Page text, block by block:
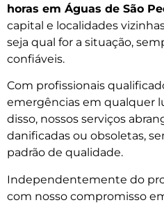
horas em Águas de São
capital e localidades
seja qual for a situação,
confiáveis.
Com profissionais
emergências em qualquer
disso, nossos serviços
danificadas ou obsoletas,
padrão de qualidade.
Independentemente do
com nosso compromisso